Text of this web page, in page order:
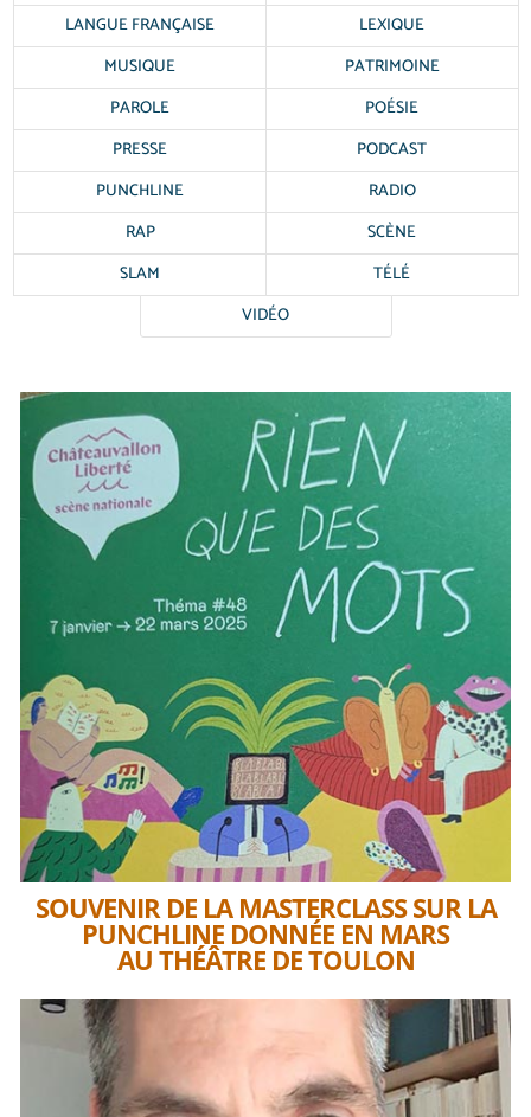
LANGUE FRANÇAISE
LEXIQUE
MUSIQUE
PATRIMOINE
PAROLE
POÉSIE
PRESSE
PODCAST
PUNCHLINE
RADIO
RAP
SCÈNE
SLAM
TÉLÉ
VIDÉO
SOUVENIR DE LA MASTERCLASS SUR LA
PUNCHLINE DONNÉE EN MARS
AU THÉÂTRE DE TOULON